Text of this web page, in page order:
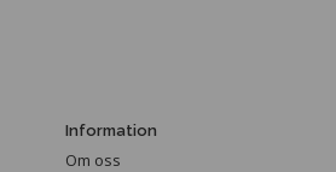
Information
Om oss